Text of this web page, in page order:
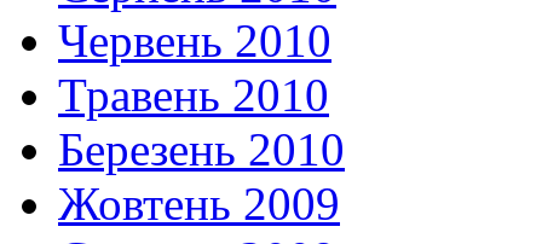
Червень 2010
Травень 2010
Березень 2010
Жовтень 2009